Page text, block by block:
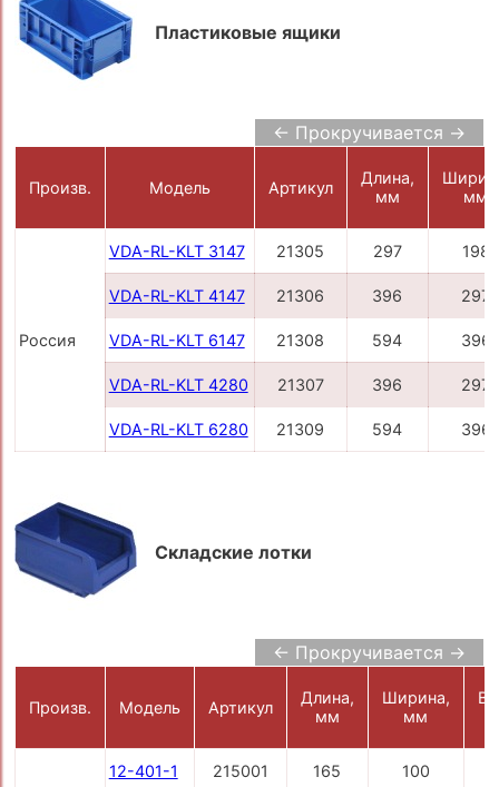
Пластиковые ящики
← Прокручивается →
Произв. Модель Артикул
Длина,
мм
мм
Россия
VDA-RL-KLT 3147 21305 297 198
VDA-RL-KLT 4147 21306 396 297
VDA-RL-KLT 6147 21308 594 396
VDA-RL-KLT 4280 21307 396 297
VDA-RL-KLT 6280 21309 594 396
Складские лотки
← Прокручивается →
Произв. Модель Артикул
Длина,
мм
Ширина,
мм
12-401-1 215001 165 100